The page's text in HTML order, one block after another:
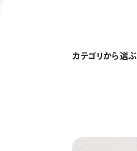
カテゴリから選ぶ